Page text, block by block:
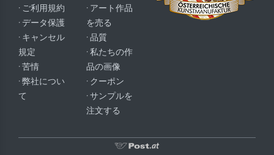
· ご利用規約
· データ保護
· キャンセル
規定
· 苦情
· 弊社につい
て
· アート作品
を売る
· 品質
· 私たちの作
品の画像
· クーポン
· サンプルを
注文する